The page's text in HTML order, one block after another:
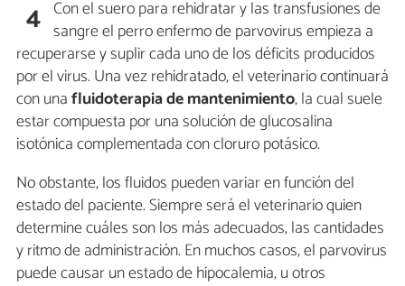
4 Con el suero para rehidratar y las transfusiones de
sangre el perro enfermo de parvovirus empieza a
recuperarse y suplir cada uno de los déficits producidos
por el virus. Una vez rehidratado, el veterinario continuará
con unafluidoterapia de mantenimiento, la cual suele
estar compuesta por una solución de glucosalina
isotónica complementada con cloruro potásico.
No obstante, los fluidos pueden variar en función del
estado del paciente. Siempre será el veterinario quien
determine cuáles son los más adecuados, las cantidades
y ritmo de administración. En muchos casos, el parvovirus
puede causar un estado de hipocalemia, u otros